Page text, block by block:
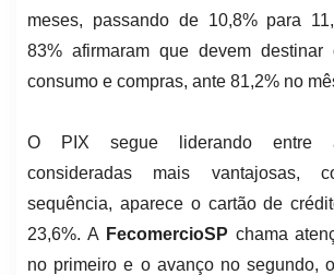
meses, passando de 10,8% para
83% afirmaram que devem destinar
consumo e compras, ante 81,2% no
O PIX segue liderando entre
consideradas mais vantajosas,
sequência, aparece o cartão de
23,6%. A FecomercioSP chama
no primeiro e o avanço no segundo,